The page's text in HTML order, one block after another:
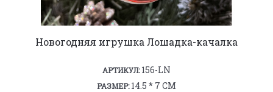
Новогодняя игрушка Лошадка-качалка
АРТИКУЛ:156-LN
РАЗМЕР:14.5 * 7 СМ